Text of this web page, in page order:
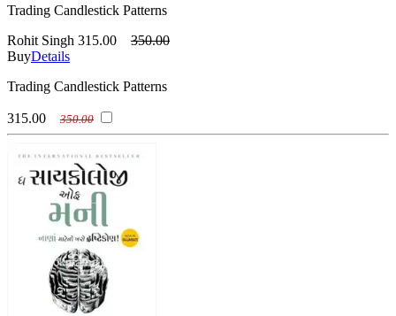
Trading Candlestick Patterns
Rohit Singh 315.00
350.00
BuyDetails
Trading Candlestick Patterns
315.00 350.00